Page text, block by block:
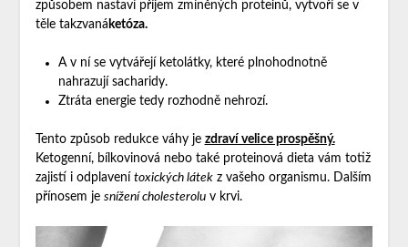
způsobem nastaví příjem zmíněných proteinů, vytvoří se v
těle takzvaná ketóza.
A v ní se vytvářejí ketolátky, které plnohodnotně
nahrazují sacharidy.
Ztráta energie tedy rozhodně nehrozí.
Tento způsob redukce váhy je zdraví velice prospěšný.
Ketogenní, bílkovinová nebo také proteinová dieta vám totiž
zajistí i odplavení toxických látekz vašeho organismu. Dalším
přínosem je snížení cholesteroluv krvi.